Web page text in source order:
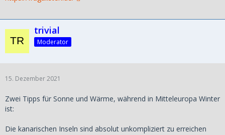
trivial
Moderator
15. Dezember 2021
Zwei Tipps für Sonne und Wärme, während in Mitteleuropa Winter
ist:
Die kanarischen Inseln sind absolut unkompliziert zu erreichen